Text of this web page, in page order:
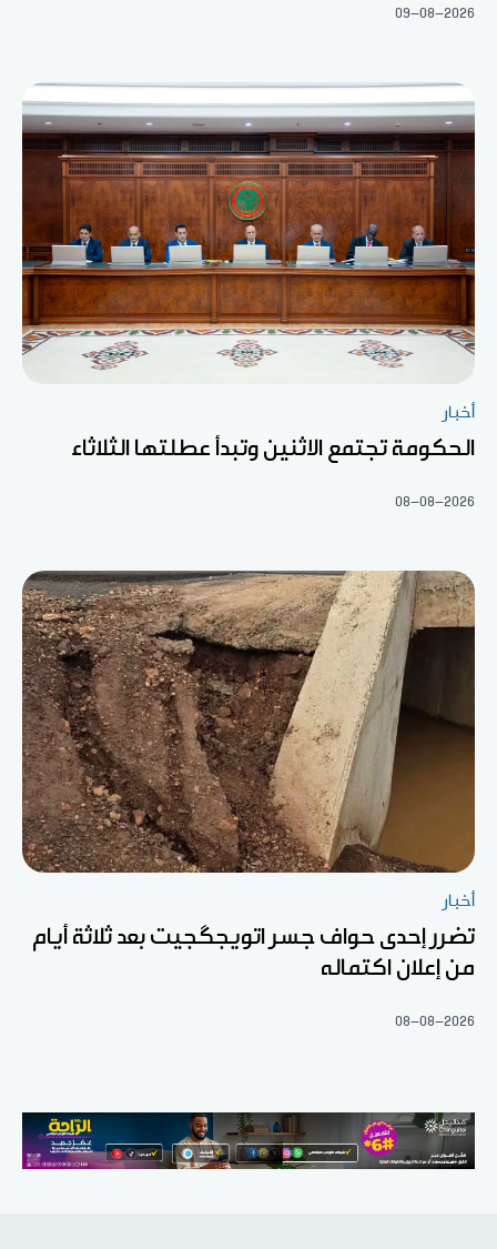
09-08-2026
أخبار
الحكومة تجتمع الاثنين وتبدأ عطلتها الثلاثاء
08-08-2026
أخبار
تضرر إحدى حواف جسر اتويجگجيت بعد ثلاثة أيام
من إعلان اكتماله
08-08-2026